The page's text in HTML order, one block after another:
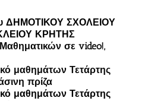
ΔΗΜΟΤΙΚΟΥ ΣΧΟΛΕΙΟΥ
ΚΡΗΤΗΣ
σε video!,
μαθημάτων Τετάρτης
πρίζα
μαθημάτων Τετάρτης